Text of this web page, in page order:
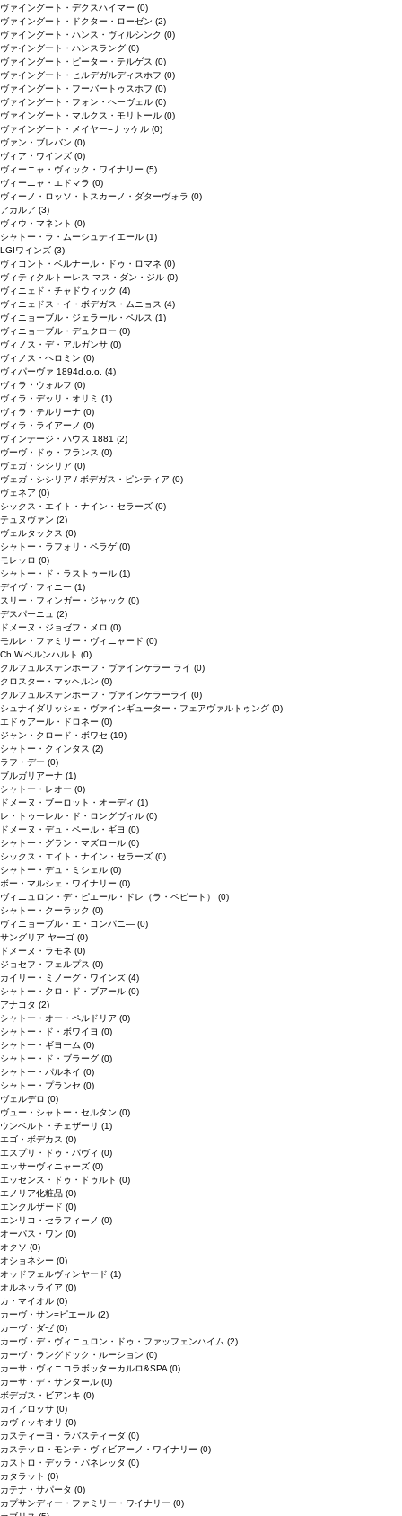
ヴァイングート・デクスハイマー (0)
ヴァイングート・ドクター・ローゼン (2)
ヴァイングート・ハンス・ヴィルシンク (0)
ヴァイングート・ハンスラング (0)
ヴァイングート・ピーター・テルゲス (0)
ヴァイングート・ヒルデガルディスホフ (0)
ヴァイングート・フーバートゥスホフ (0)
ヴァイングート・フォン・ヘーヴェル (0)
ヴァイングート・マルクス・モリトール (0)
ヴァイングート・メイヤー=ナッケル (0)
ヴァン・ブレバン (0)
ヴィア・ワインズ (0)
ヴィーニャ・ヴィック・ワイナリー (5)
ヴィーニャ・エドマラ (0)
ヴィーノ・ロッソ・トスカーノ・ダターヴォラ (0)
アカルア (3)
ヴィウ・マネント (0)
シャトー・ラ・ムーシュティエール (1)
LGIワインズ (3)
ヴィコント・ベルナール・ドゥ・ロマネ (0)
ヴィティクルトーレス マス・ダン・ジル (0)
ヴィニェド・チャドウィック (4)
ヴィニェドス・イ・ボデガス・ムニョス (4)
ヴィニョーブル・ジェラール・ペルス (1)
ヴィニョーブル・デュクロー (0)
ヴィノス・デ・アルガンサ (0)
ヴィノス・ヘロミン (0)
ヴィパーヴァ 1894d.o.o. (4)
ヴィラ・ウォルフ (0)
ヴィラ・デッリ・オリミ (1)
ヴィラ・テルリーナ (0)
ヴィラ・ライアーノ (0)
ヴィンテージ・ハウス 1881 (2)
ヴーヴ・ドゥ・フランス (0)
ヴェガ・シシリア (0)
ヴェガ・シシリア / ボデガス・ピンティア (0)
ヴェネア (0)
シックス・エイト・ナイン・セラーズ (0)
テュヌヴァン (2)
ヴェルタックス (0)
シャトー・ラフォリ・ペラゲ (0)
モレッロ (0)
シャトー・ド・ラストゥール (1)
デイヴ・フィニー (1)
スリー・フィンガー・ジャック (0)
デスパーニュ (2)
ドメーヌ・ジョゼフ・メロ (0)
モルレ・ファミリー・ヴィニャード (0)
Ch.W.ベルンハルト (0)
クルフュルステンホーフ・ヴァインケラー ライ (0)
クロスター・マッヘルン (0)
クルフュルステンホーフ・ヴァインケラーライ (0)
シュナイダリッシェ・ヴァインギューター・フェアヴァルトゥング (0)
エドゥアール・ドロネー (0)
ジャン・クロード・ボワセ (19)
シャトー・クィンタス (2)
ラフ・デー (0)
ブルガリアーナ (1)
シャトー・レオー (0)
ドメーヌ・ブーロット・オーディ (1)
レ・トゥーレル・ド・ロングヴィル (0)
ドメーヌ・デュ・ペール・ギヨ (0)
シャトー・グラン・マズロール (0)
シックス・エイト・ナイン・セラーズ (0)
シャトー・デュ・ミシェル (0)
ボー・マルシェ・ワイナリー (0)
ヴィニュロン・デ・ピエール・ドレ（ラ・ペピート） (0)
シャトー・クーラック (0)
ヴィニョーブル・エ・コンパニ― (0)
サングリア ヤーゴ (0)
ドメーヌ・ラモネ (0)
ジョセフ・フェルプス (0)
カイリー・ミノーグ・ワインズ (4)
シャトー・クロ・ド・ブアール (0)
アナコタ (2)
シャトー・オー・ペルドリア (0)
シャトー・ド・ボワイヨ (0)
シャトー・ギヨーム (0)
シャトー・ド・ブラーグ (0)
シャトー・パルネイ (0)
シャトー・プランセ (0)
ヴェルデロ (0)
ヴュー・シャトー・セルタン (0)
ウンベルト・チェザーリ (1)
エゴ・ボデカス (0)
エスプリ・ドゥ・パヴィ (0)
エッサーヴィニャーズ (0)
エッセンス・ドゥ・ドゥルト (0)
エノリア化粧品 (0)
エンクルザード (0)
エンリコ・セラフィーノ (0)
オーパス・ワン (0)
オクソ (0)
オショネシー (0)
オッドフェルヴィンヤード (1)
オルネッライア (0)
カ・マイオル (0)
カーヴ・サン=ピエール (2)
カーヴ・ダゼ (0)
カーヴ・デ・ヴィニュロン・ドゥ・ファッフェンハイム (2)
カーヴ・ラングドック・ルーション (0)
カーサ・ヴィニコラボッターカルロ&SPA (0)
カーサ・デ・サンタール (0)
ボデガス・ビアンキ (0)
カイアロッサ (0)
カヴィッキオリ (0)
カスティーヨ・ラバスティーダ (0)
カステッロ・モンテ・ヴィビアーノ・ワイナリー (0)
カストロ・デッラ・パネレッタ (0)
カタラット (0)
カテナ・サパータ (0)
カプサンディー・ファミリー・ワイナリー (0)